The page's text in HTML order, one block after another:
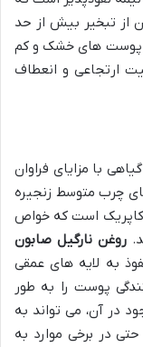
از تبخیر بیش از حد
پوست های خشک و کم
ارتجاعی و انعطاف
با مزایای فراوان
چرب متوسط زنجیره
کاپریک است که خواص
روغن نارگیل صابون
به لایه های عمقی
پوست را به طور
در آن، می تواند به
در برخی موارد به